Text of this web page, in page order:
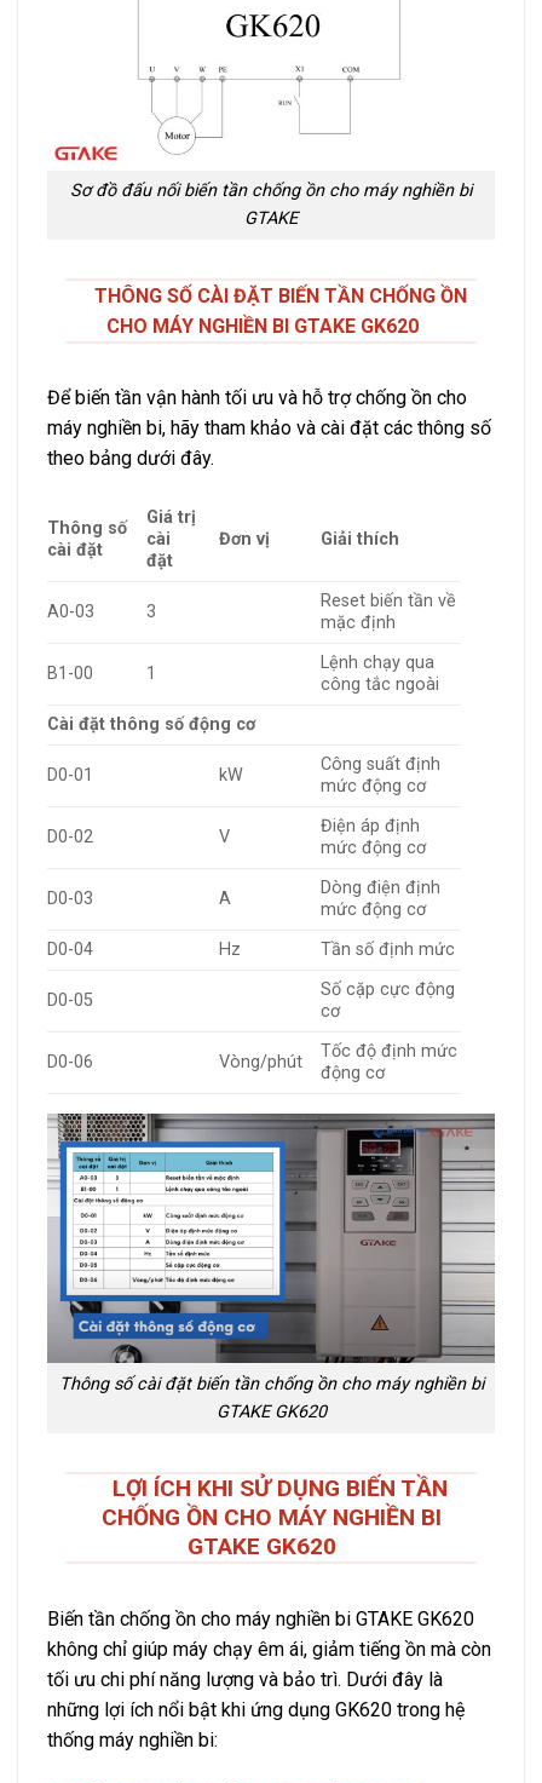
Sơ đồ đấu nối biến tần chống ồn cho máy nghiền bi
GTAKE
THÔNG SỐ CÀI ĐẶT BIẾN TẦN CHỐNG ỒN
CHO MÁY NGHIỀN BI GTAKE GK620
Để biến tần vận hành tối ưu và hỗ trợ chống ồn cho
máy nghiền bi, hãy tham khảo và cài đặt các thông số
theo bảng dưới đây.
Thông số
cài đặt
Giá trị
cài
đặt
Đơn vị Giải thích
A0-03 3
Reset biến tần về
mặc định
B1-00 1
Lệnh chạy qua
công tắc ngoài
Cài đặt thông số động cơ
D0-01 kW
Công suất định
mức động cơ
D0-02 V
Điện áp định
mức động cơ
D0-03 A
Dòng điện định
mức động cơ
D0-04
Hz Tần số định mức
D0-05
Số cặp cực động
cơ
D0-06 Vòng/phút
Tốc độ định mức
động cơ
Thông số cài đặt biến tần chống ồn cho máy nghiền bi
GTAKE GK620
LỢI ÍCH KHI SỬ DỤNG BIẾN TẦN
CHỐNG ỒN CHO MÁY NGHIỀN BI
GTAKE GK620
Biến tần chống ồn cho máy nghiền bi GTAKE GK620
không chỉ giúp máy chạy êm ái, giảm tiếng ồn mà còn
tối ưu chi phí năng lượng và bảo trì. Dưới đây là
những lợi ích nổi bật khi ứng dụng GK620 trong hệ
thống máy nghiền bi: